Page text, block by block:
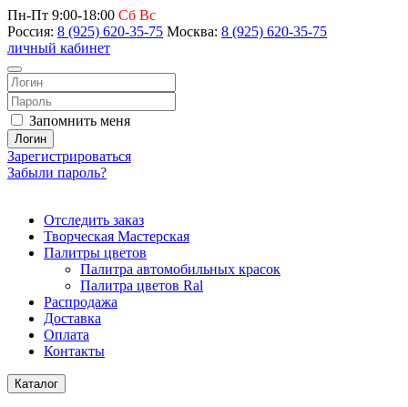
Пн-Пт 9:00-18:00 Сб Вс
Россия: 8 (925) 620-35-75 Москва: 8 (925) 620-35-75
личный кабинет
Запомнить меня
Логин
Зарегистрироваться
Забыли пароль?
Отследить заказ
Творческая Мастерская
Палитры цветов
Палитра автомобильных красок
Палитра цветов Ral
Распродажа
Доставка
Оплата
Контакты
Каталог